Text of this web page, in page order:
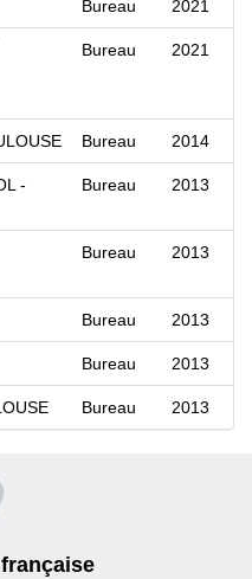
Bureau 2021
Bureau 2021
Bureau 2014
-
Bureau 2013
Bureau 2013
Bureau 2013
Bureau 2013
Bureau 2013